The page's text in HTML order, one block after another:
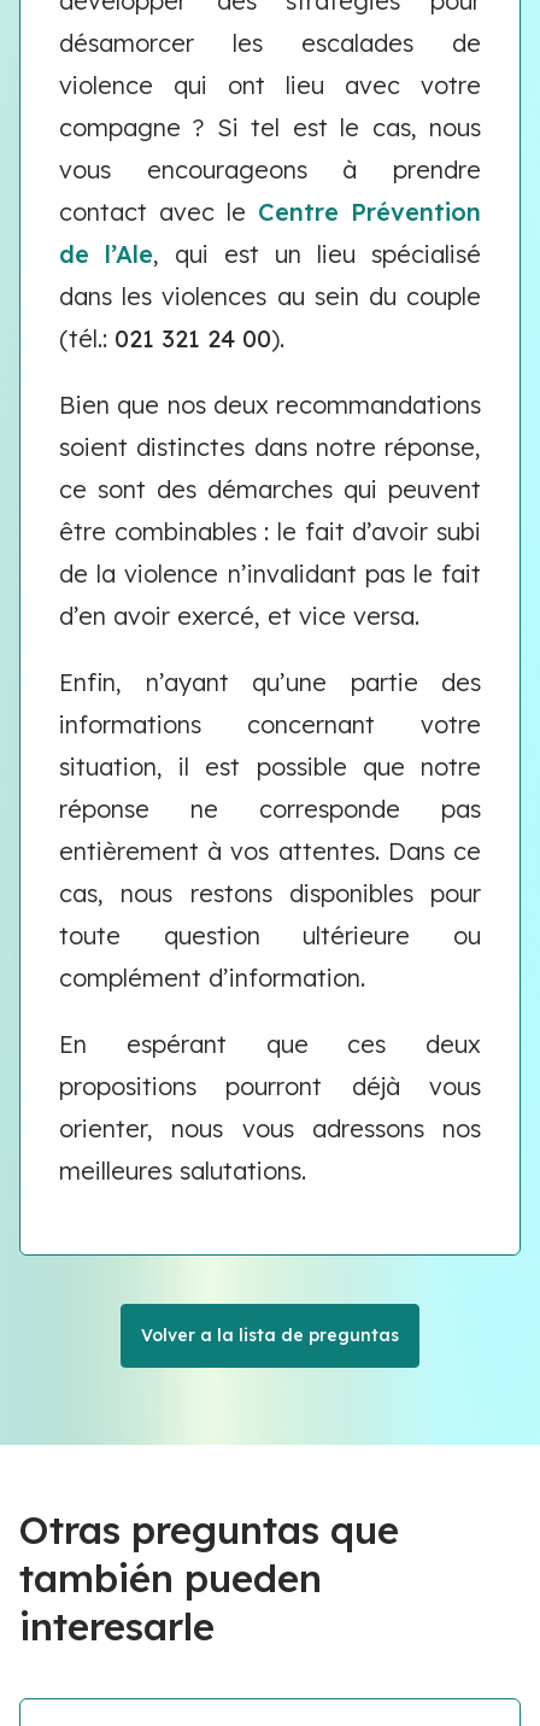
désamorcer les escalades de
violence qui ont lieu avec votre
compagne ? Si tel est le cas, nous
vous encourageons à prendre
contact avec le Centre Prévention
de l’Ale, qui est un lieu spécialisé
dans les violences au sein du couple
(tél.: 021 321 24 00).
Bien que nos deux recommandations
soient distinctes dans notre réponse,
ce sont des démarches qui peuvent
être combinables : le fait d’avoir subi
de la violence n’invalidant pas le fait
d’en avoir exercé, et vice versa.
Enfin, n’ayant qu’une partie des
informations concernant votre
situation, il est possible que notre
réponse ne corresponde pas
entièrement à vos attentes. Dans ce
cas, nous restons disponibles pour
toute question ultérieure ou
complément d’information.
En espérant que ces deux
propositions pourront déjà vous
orienter, nous vous adressons nos
meilleures salutations.
Volver a la lista de preguntas
Otras preguntas que
también pueden
interesarle